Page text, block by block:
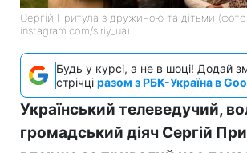
Сергій Притула з дружиною та дітьми (фото:
instagram.com/siriy_ua)
Будь у курсі, а не в шоці! Додай
стрічці разом з РБК-Україна в
Український телеведучий,
громадський діяч Сергій